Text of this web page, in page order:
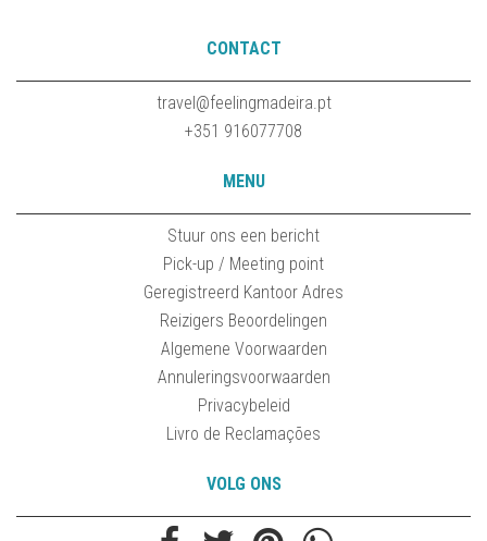
CONTACT
travel@feelingmadeira.pt
+351 916077708
MENU
Stuur ons een bericht
Pick-up / Meeting point
Geregistreerd Kantoor Adres
Reizigers Beoordelingen
Algemene Voorwaarden
Annuleringsvoorwaarden
Privacybeleid
Livro de Reclamações
VOLG ONS